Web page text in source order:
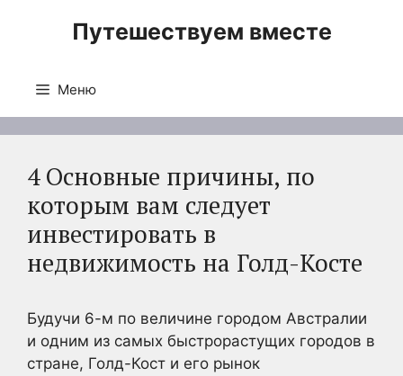
Путешествуем вместе
Меню
4 Основные причины, по
которым вам следует
инвестировать в
недвижимость на Голд-Косте
Будучи 6-м по величине городом Австралии
и одним из самых быстрорастущих городов в
стране, Голд-Кост и его рынок